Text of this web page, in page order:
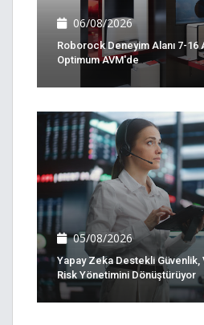
06/08/2026
Roborock Deneyim Alanı 7-
Optimum AVM'de
05/08/2026
Yapay Zeka Destekli
Risk Yönetimini Dönüştürüyor